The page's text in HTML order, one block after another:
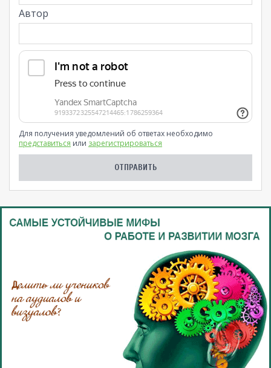
Автор
Для получения уведомлений об ответах необходимо
представиться или зарегистрироваться